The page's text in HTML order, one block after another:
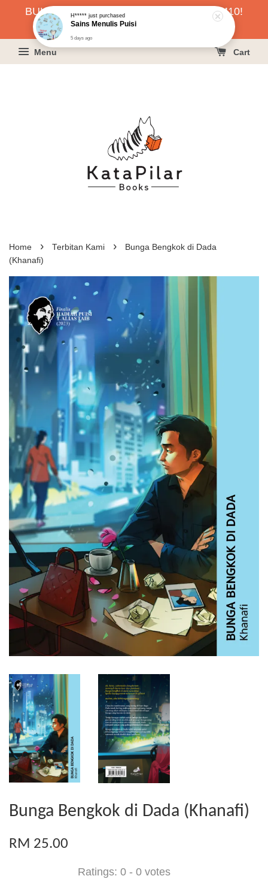
BUKU HARGA RAHMAH SERENDAH RM10!
KLIK SINI UNTUK PESAN!
Menu Cart
Home › Terbitan Kami ›
Bunga Bengkok di Dada
(Khanafi)
Bunga Bengkok di Dada (Khanafi)
RM 25.00
Ratings: 0 - 0 votes
5 days ago